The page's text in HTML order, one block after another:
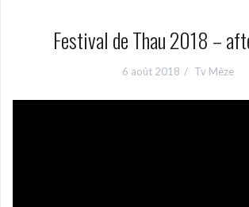
Festival de Thau 2018 –
6 août 2018 Tv Mèze